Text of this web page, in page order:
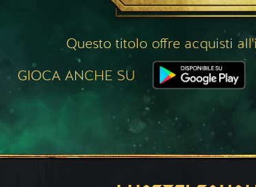
Questo titolo offre acquisti
GIOCA ANCHE SU